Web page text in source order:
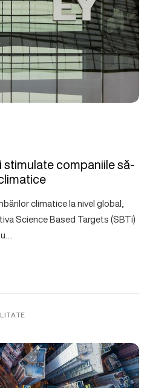
stimulate companiile să-
climatice la nivel global,
Science Based Targets (SBTi)